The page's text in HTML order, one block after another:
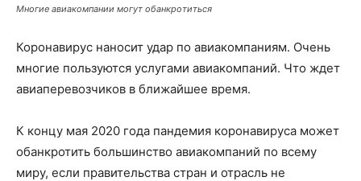
Многие авиакомпании могут обанкротиться
Коронавирус наносит удар по авиакомпаниям. Очень
многие пользуются услугами авиакомпаний. Что ждет
авиаперевозчиков в ближайшее время.
К концу мая 2020 года пандемия коронавируса может
обанкротить большинство авиакомпаний по всему
миру, если правительства стран и отрасль не